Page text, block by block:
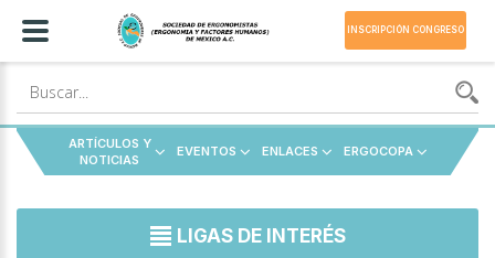
ARTÍCULOS Y
NOTICIAS
EVENTOS ENLACES ERGOCOPA
LIGAS DE INTERÉS
INSCRIPCIÓN CONGRESO